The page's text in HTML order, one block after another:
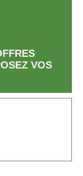
VOS